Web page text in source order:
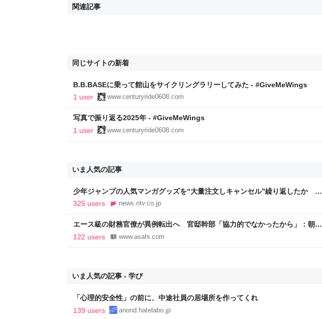
関連記事
同じサイトの新着
B.B.BASEに乗って館山をサイクリングラリーしてみた - #GiveMeWings
1 user
www.centuryride0608.com
写真で振り返る2025年 - #GiveMeWings
1 user
www.centuryride0608.com
いま人気の記事
少年ジャンプの人気マンガグッズを“大量注文しキャンセル”繰り返したか 女
逮捕 総額43億円以上（2026年8月6日掲載）｜日テレNEWS NNN
325 users news.ntv.co.jp
エース級の財務官僚が異例転出へ 官邸幹部「協力的でなかったから」：朝日
新聞
122 users www.asahi.com
いま人気の記事 - 学び
「心理的安全性」の前に、中途社員の居場所を作ってくれ
139 users
anond.hatelabo.jp